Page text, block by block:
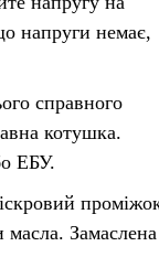
напруги немає,
справного
котушка.
ЕБУ.
масла. Замаслена